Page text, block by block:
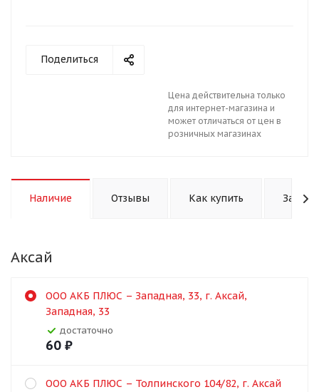
Поделиться
Цена действительна только
для интернет-магазина и
может отличаться от цен в
розничных магазинах
Наличие Отзывы Как купить
Аксай
ООО АКБ ПЛЮС – Западная, 33, г. Аксай,
Западная, 33
Достаточно
60 ₽
ООО АКБ ПЛЮС – Толпинского 104/82, г. Аксай